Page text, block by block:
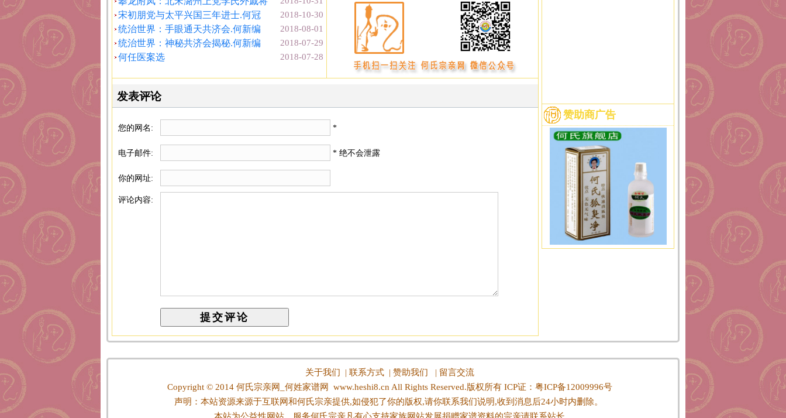
2018-10-30
宋初朋党与太平兴国三年进士.何冠
2018-08-01
统治世界：手眼通天共济会.何新编
2018-07-29
统治世界：神秘共济会揭秘.何新编
2018-07-28
何任医案选
发表评论
您的网名: *
电子邮件: * 绝不会泄露
你的网址:
评论内容:
赞助商广告
关于我们 | 联系方式| 赞助我们 | 留言交流
Copyright © 2014何氏宗亲网_何姓家谱网 www.heshi8.cn All Rights Reserved.版权所有 ICP证： 粤ICP备12009996号
声明：本站资源来源于互联网和何氏宗亲提供,如侵犯了你的版权,请你联系我们说明,收到消息后24小时内删除。